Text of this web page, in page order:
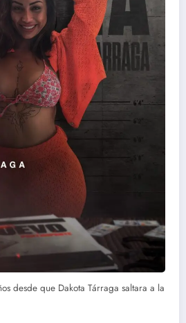
desde que Dakota Tárraga saltara a la